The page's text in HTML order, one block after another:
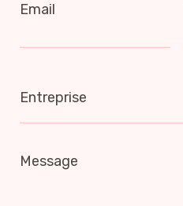
Email
Entreprise
Message